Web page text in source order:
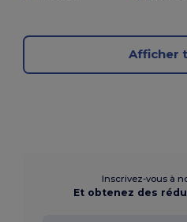
Afficher
Inscrivez-vous à
Et obtenez des